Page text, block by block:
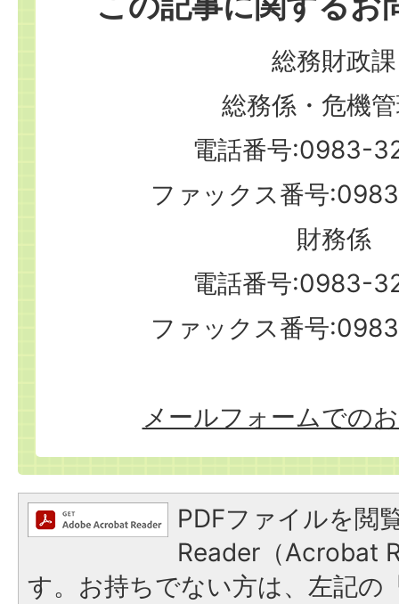
総務財政課
総務係・危機
電話番号:0983-
ファックス番号
財務係
電話番号:0983-
ファックス番号
メールフォームでの
PDFファイルを閲
Reader（Acrobat
す。お持ちでない方は、左記の